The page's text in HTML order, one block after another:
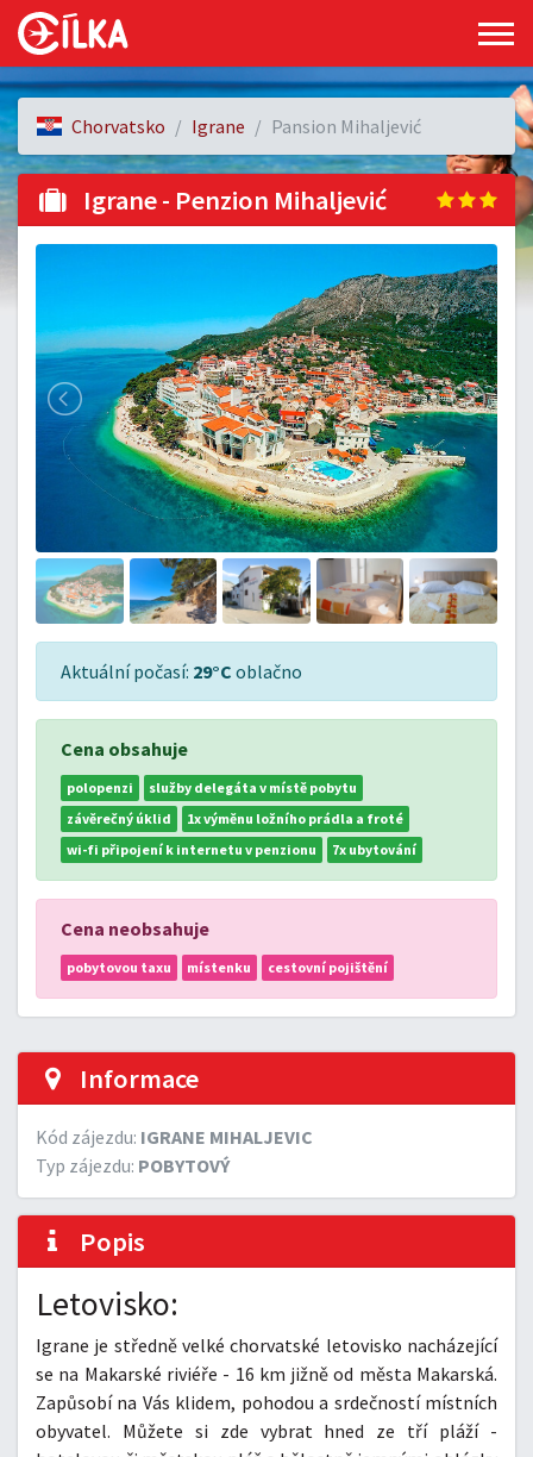
Chorvatsko Igrane Pansion Mihaljević
Igrane - Penzion Mihaljević
Aktuální počasí: 29°C oblačno
Cena obsahuje
polopenzi
služby delegáta v místě pobytu
závěrečný úklid
1x výměnu ložního prádla a froté
wi-fi připojení k internetu v penzionu
7x ubytování
Cena neobsahuje
pobytovou taxu místenku cestovní pojištění
Informace
Kód zájezdu: IGRANE MIHALJEVIC
Typ zájezdu: POBYTOVÝ
Popis
Letovisko:
Igrane je středně velké chorvatské letovisko nacházející
se na Makarské riviéře - 16 km jižně od města Makarská.
Zapůsobí na Vás klidem, pohodou a srdečností místních
obyvatel. Můžete si zde vybrat hned ze tří pláží -